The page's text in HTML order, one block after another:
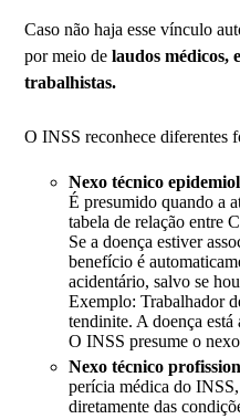
Caso não haja esse vínculo
por meio delaudos médicos,
trabalhistas.
O INSS reconhece diferentes
Nexo técnico
É presumido quando a
tabela de relação entre
Se a doença estiver
benefício é
acidentário, salvo se
Exemplo: Trabalhador
tendinite. A doença
O INSS presume o
Nexo técnico
perícia médica do
diretamente das